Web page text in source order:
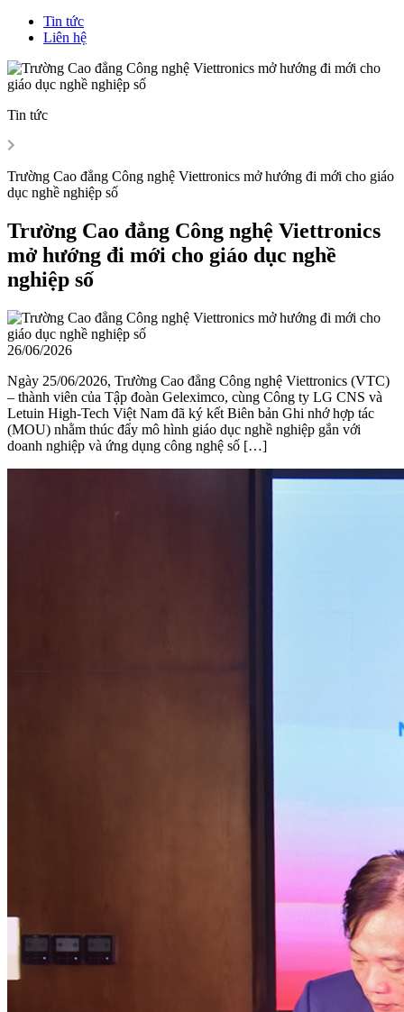
Tin tức
Liên hệ
Tin tức
Trường Cao đẳng Công nghệ Viettronics mở hướng đi mới cho giáo
dục nghề nghiệp số
Trường Cao đẳng Công nghệ Viettronics
mở hướng đi mới cho giáo dục nghề
nghiệp số
26/06/2026
Ngày 25/06/2026, Trường Cao đẳng Công nghệ Viettronics (VTC)
– thành viên của Tập đoàn Geleximco, cùng Công ty LG CNS và
Letuin High-Tech Việt Nam đã ký kết Biên bản Ghi nhớ hợp tác
(MOU) nhằm thúc đẩy mô hình giáo dục nghề nghiệp gắn với
doanh nghiệp và ứng dụng công nghệ số […]